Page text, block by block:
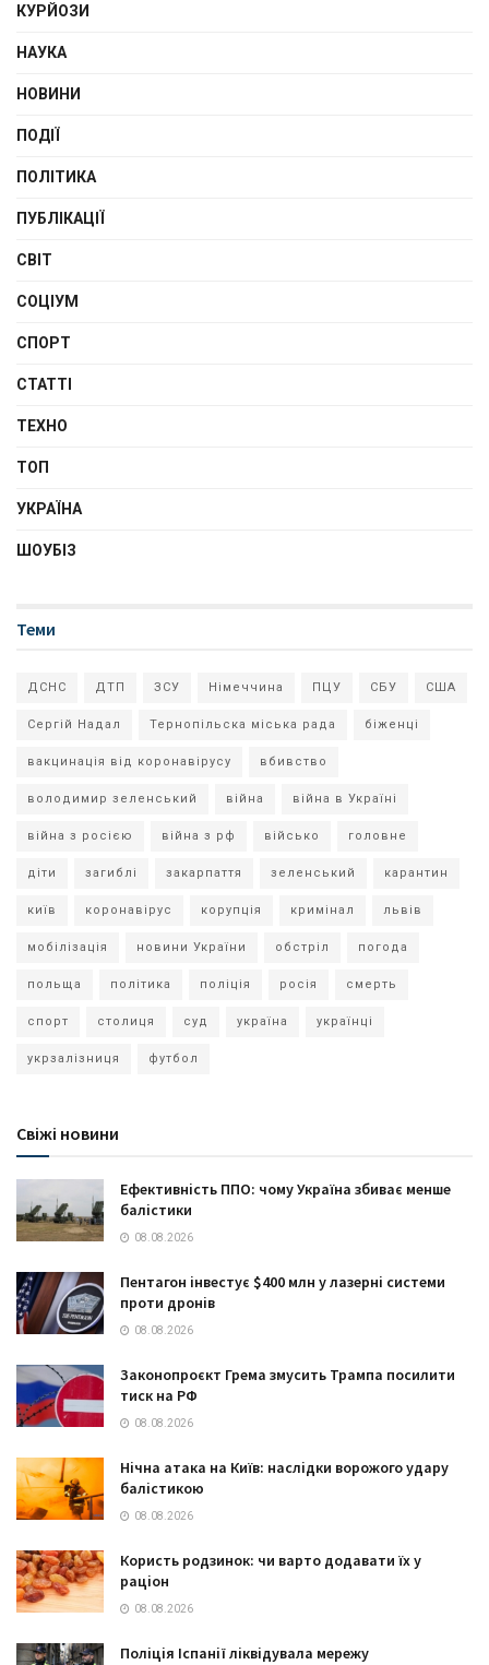
КУРЙОЗИ
НАУКА
НОВИНИ
ПОДІЇ
ПОЛІТИКА
ПУБЛІКАЦІЇ
СВІТ
СОЦІУМ
СПОРТ
СТАТТІ
ТЕХНО
ТОП
УКРАЇНА
ШОУБІЗ
Теми
ДСНС ДТП ЗСУ Німеччина ПЦУ СБУ США
Сергій Надал Тернопільска міська рада біженці
вакцинація від коронавірусу вбивство
володимир зеленський війна війна в Україні
війна з росією війна з рф військо головне
діти загиблі закарпаття зеленський карантин
київ коронавірус корупція кримінал львів
мобілізація новини України обстріл погода
польща політика поліція росія смерть
спорт столиця суд україна українці
укрзалізниця футбол
Свіжі новини
Ефективність ППО: чому Україна збиває менше
балістики
08.08.2026
Пентагон інвестує $400 млн у лазерні системи
проти дронів
08.08.2026
Законопроєкт Грема змусить Трампа посилити
тиск на РФ
08.08.2026
Нічна атака на Київ: наслідки ворожого удару
балістикою
08.08.2026
Користь родзинок: чи варто додавати їх у
раціон
08.08.2026
Поліція Іспанії ліквідувала мережу